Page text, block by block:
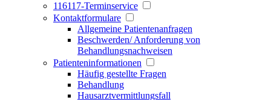
116117-Terminservice
Kontaktformulare
Allgemeine Patientenanfragen
Beschwerden/ Anforderung von
Behandlungsnachweisen
Patienteninformationen
Häufig gestellte Fragen
Behandlung
Hausarztvermittlungsfall